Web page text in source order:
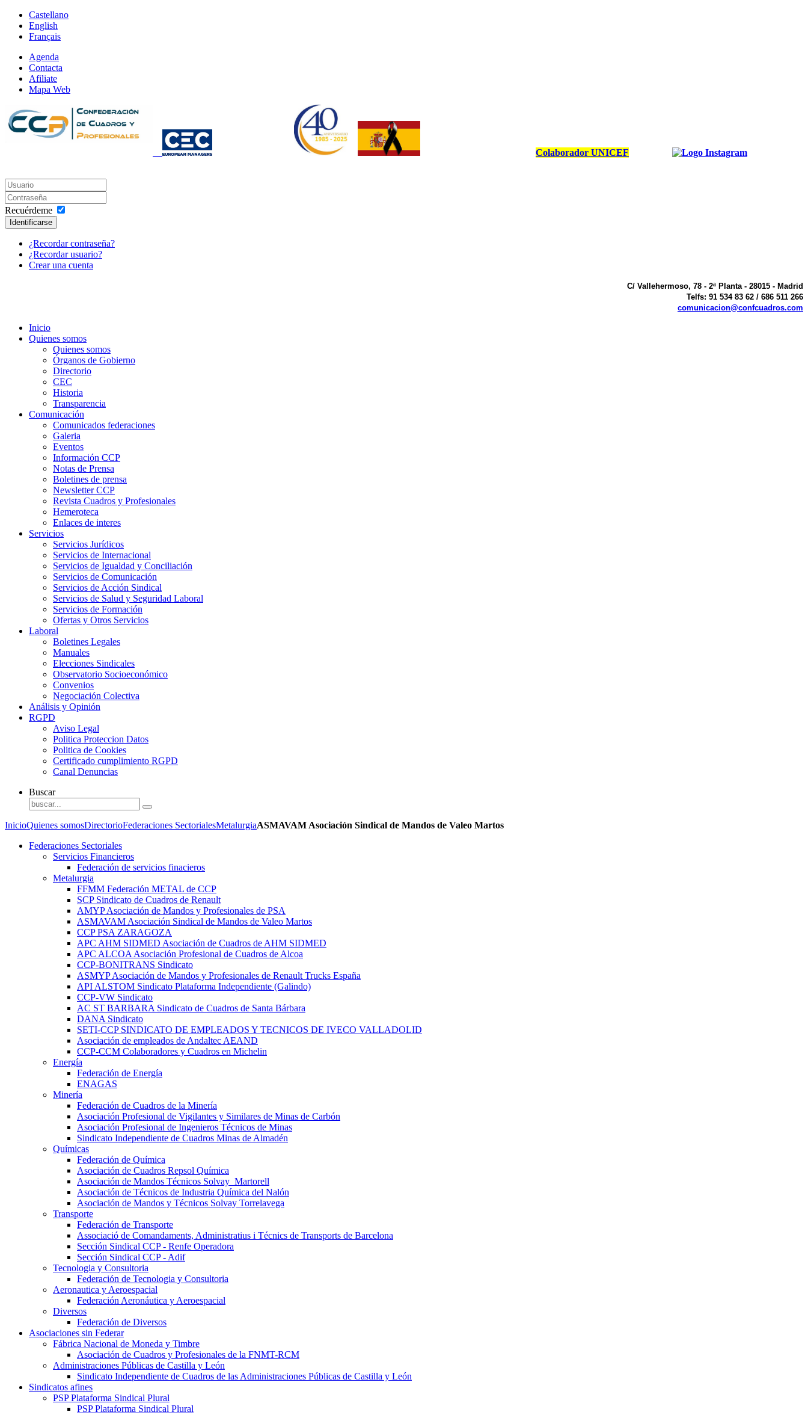
Castellano
English
Français
Agenda
Contacta
Afiliate
Mapa Web
Colaborador UNICEF
Recuérdeme
Identificarse
¿Recordar contraseña?
¿Recordar usuario?
Crear una cuenta
C/ Vallehermoso, 78 - 2ª Planta - 28015 - Madrid
Telfs: 91 534 83 62 / 686 511 266
comunicacion@confcuadros.com
Inicio
Quienes somos
Quienes somos
Órganos de Gobierno
Directorio
CEC
Historia
Transparencia
Comunicación
Comunicados federaciones
Galeria
Eventos
Información CCP
Notas de Prensa
Boletines de prensa
Newsletter CCP
Revista Cuadros y Profesionales
Hemeroteca
Enlaces de interes
Servicios
Servicios Jurídicos
Servicios de Internacional
Servicios de Igualdad y Conciliación
Servicios de Comunicación
Servicios de Acción Sindical
Servicios de Salud y Seguridad Laboral
Servicios de Formación
Ofertas y Otros Servicios
Laboral
Boletines Legales
Manuales
Elecciones Sindicales
Observatorio Socioeconómico
Convenios
Negociación Colectiva
Análisis y Opinión
RGPD
Aviso Legal
Politica Proteccion Datos
Politica de Cookies
Certificado cumplimiento RGPD
Canal Denuncias
Buscar
InicioQuienes somosDirectorioFederaciones SectorialesMetalurgiaASMAVAM Asociación Sindical de Mandos de Valeo Martos
Federaciones Sectoriales
Servicios Financieros
Federación de servicios finacieros
Metalurgia
FFMM Federación METAL de CCP
SCP Sindicato de Cuadros de Renault
AMYP Asociación de Mandos y Profesionales de PSA
ASMAVAM Asociación Sindical de Mandos de Valeo Martos
CCP PSA ZARAGOZA
APC AHM SIDMED Asociación de Cuadros de AHM SIDMED
APC ALCOA Asociación Profesional de Cuadros de Alcoa
CCP-BONITRANS Sindicato
ASMYP Asociación de Mandos y Profesionales de Renault Trucks España
API ALSTOM Sindicato Plataforma Independiente (Galindo)
CCP-VW Sindicato
AC ST BARBARA Sindicato de Cuadros de Santa Bárbara
DANA Sindicato
SETI-CCP SINDICATO DE EMPLEADOS Y TECNICOS DE IVECO VALLADOLID
Asociación de empleados de Andaltec AEAND
CCP-CCM Colaboradores y Cuadros en Michelin
Energía
Federación de Energía
ENAGAS
Minería
Federación de Cuadros de la Minería
Asociación Profesional de Vigilantes y Similares de Minas de Carbón
Asociación Profesional de Ingenieros Técnicos de Minas
Sindicato Independiente de Cuadros Minas de Almadén
Químicas
Federación de Química
Asociación de Cuadros Repsol Química
Asociación de Mandos Técnicos Solvay_Martorell
Asociación de Técnicos de Industria Química del Nalón
Asociación de Mandos y Técnicos Solvay Torrelavega
Transporte
Federación de Transporte
Associació de Comandaments, Administratius i Técnics de Transports de Barcelona
Sección Sindical CCP - Renfe Operadora
Sección Sindical CCP - Adif
Tecnologia y Consultoria
Federación de Tecnologia y Consultoria
Aeronautica y Aeroespacial
Federación Aeronáutica y Aeroespacial
Diversos
Federación de Diversos
Asociaciones sin Federar
Fábrica Nacional de Moneda y Timbre
Asociación de Cuadros y Profesionales de la FNMT-RCM
Administraciones Públicas de Castilla y León
Sindicato Independiente de Cuadros de las Administraciones Públicas de Castilla y León
Sindicatos afines
PSP Plataforma Sindical Plural
PSP Plataforma Sindical Plural